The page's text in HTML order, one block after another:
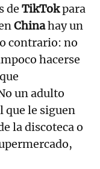
de TikTokpara
Chinahay un
contrario: no
hacerse
un adulto
que le siguen
la discoteca o